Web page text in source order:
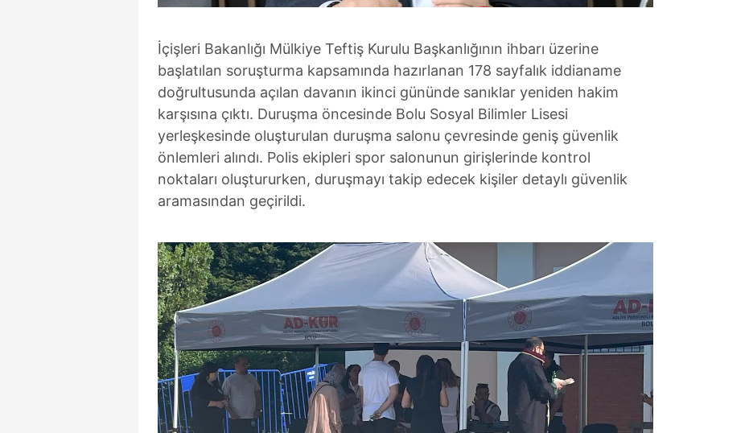
İçişleri Bakanlığı Mülkiye Teftiş Kurulu Başkanlığının ihbarı üzerine
başlatılan soruşturma kapsamında hazırlanan 178 sayfalık iddianame
doğrultusunda açılan davanın ikinci gününde sanıklar yeniden hakim
karşısına çıktı. Duruşma öncesinde Bolu Sosyal Bilimler Lisesi
yerleşkesinde oluşturulan duruşma salonu çevresinde geniş güvenlik
önlemleri alındı. Polis ekipleri spor salonunun girişlerinde kontrol
noktaları oluştururken, duruşmayı takip edecek kişiler detaylı güvenlik
aramasından geçirildi.